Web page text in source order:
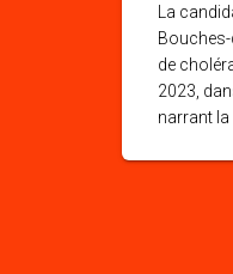
La
Bouches-
de
2023,
narrant